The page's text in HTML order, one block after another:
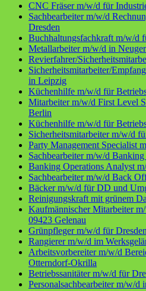
CNC Fräser m/w/d für
Sachbearbeiter m/w/d
Dresden
Buchhaltungsfachkraft m/w/d
Metallarbeiter m/w/d in
Revierfahrer/
Sicherheitsmitarbeiter/
in Leipzig
Küchenhilfe m/w/d für
Mitarbeiter m/w/d First Level
Berlin
Küchenhilfe m/w/d für
Sicherheitsmitarbeiter m/w/d
Party Management Specialist
Sachbearbeiter m/w/d
Banking Operations Analyst
Sachbearbeiter m/w/d Back
Bäcker m/w/d für DD und
Reinigungskraft mit grünem
Kaufmännischer Mitarbeiter
09423 Gelenau
Grünpfleger m/w/d für
Rangierer m/w/d im
Arbeitsvorbereiter m/w/d
Otterndorf-Okrilla
Betriebssanitäter m/w/d für
Personalsachbearbeiter m/w/d